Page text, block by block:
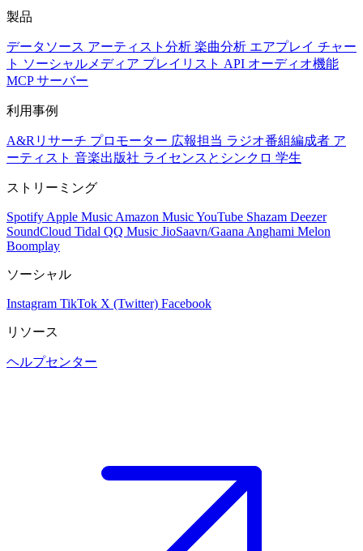
製品
データソース アーティスト分析 楽曲分析 エアプレイ チャー
ト ソーシャルメディア プレイリスト API オーディオ機能
MCP サーバー
利用事例
A&Rリサーチ プロモーター 広報担当 ラジオ番組編成者 ア
ーティスト 音楽出版社 ライセンスとシンクロ 学生
ストリーミング
Spotify Apple Music Amazon MusicYouTube Shazam Deezer
SoundCloud Tidal QQ Music JioSaavn/Gaana Anghami Melon
Boomplay
ソーシャル
Instagram TikTok X (Twitter) Facebook
リソース
ヘルプセンター